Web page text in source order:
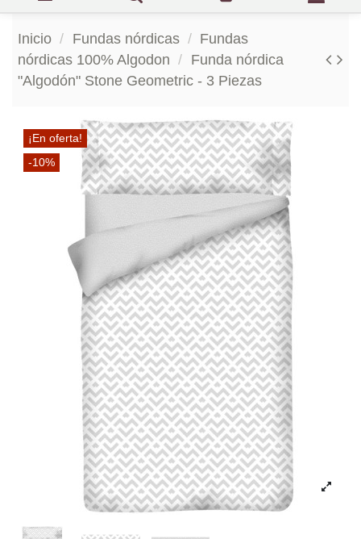
Inicio Fundas nórdicas
Fundas
nórdicas 100% Algodon
Funda nórdica
"Algodón" Stone Geometric - 3 Piezas
¡En oferta!
-10%